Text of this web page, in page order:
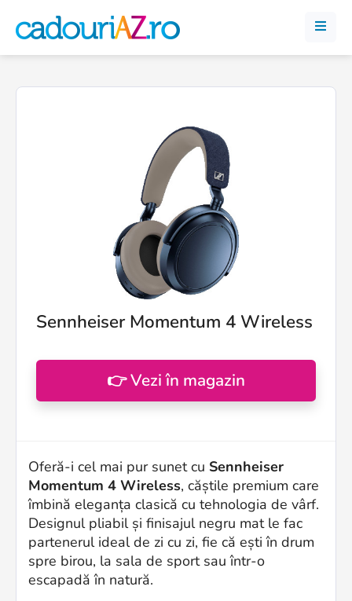
Sennheiser Momentum 4 Wireless
👉 Vezi în magazin
Oferă-i cel mai pur sunet cu Sennheiser
Momentum 4 Wireless, căștile premium care
îmbină eleganța clasică cu tehnologia de vârf.
Designul pliabil și finisajul negru mat le fac
partenerul ideal de zi cu zi, fie că ești în drum
spre birou, la sala de sport sau într-o
escapadă în natură.